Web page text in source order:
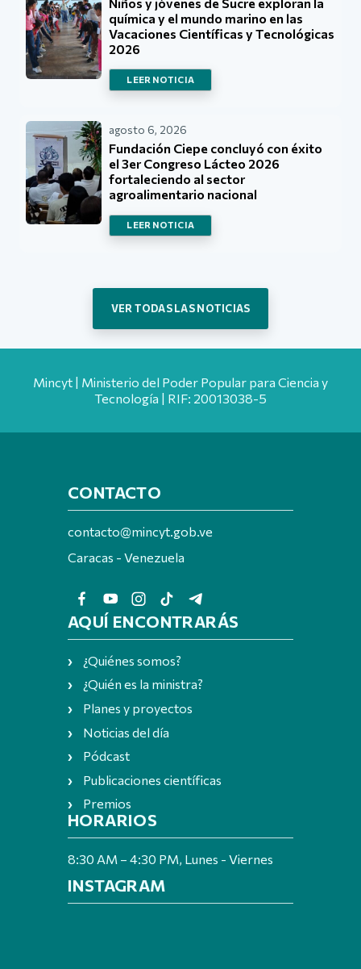
química y el mundo marino en las
Vacaciones Científicas y Tecnológicas
2026
LEER NOTICIA
agosto 6, 2026
Fundación Ciepe concluyó con éxito
el 3er Congreso Lácteo 2026
fortaleciendo al sector
agroalimentario nacional
LEER NOTICIA
VER TODAS LAS NOTICIAS
Mincyt | Ministerio del Poder Popular para Ciencia y
Tecnología | RIF: 20013038-5
CONTACTO
contacto@mincyt.gob.ve
Caracas - Venezuela
AQUÍ ENCONTRARÁS
¿Quiénes somos?
¿Quién es la ministra?
Planes y proyectos
Noticias del día
Pódcast
Publicaciones científicas
Premios
HORARIOS
8:30 AM – 4:30 PM, Lunes - Viernes
INSTAGRAM